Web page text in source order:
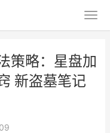
策略：星盘加
新盗墓笔记